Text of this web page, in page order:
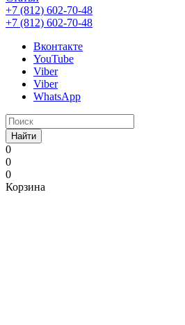
+7 (812) 602-70-48
+7 (812) 602-70-48
Вконтакте
YouTube
Viber
Viber
WhatsApp
Найти
0
0
0
Корзина